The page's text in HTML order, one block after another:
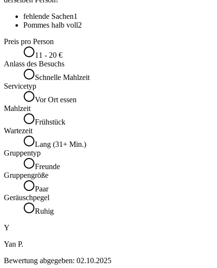
fehlende Sachen1
Pommes halb voll2
Preis pro Person
11 - 20 €
Anlass des Besuchs
Schnelle Mahlzeit
Servicetyp
Vor Ort essen
Mahlzeit
Frühstück
Wartezeit
Lang (31+ Min.)
Gruppentyp
Freunde
Gruppengröße
Paar
Geräuschpegel
Ruhig
Y
Yan P.
Bewertung abgegeben: 02.10.2025